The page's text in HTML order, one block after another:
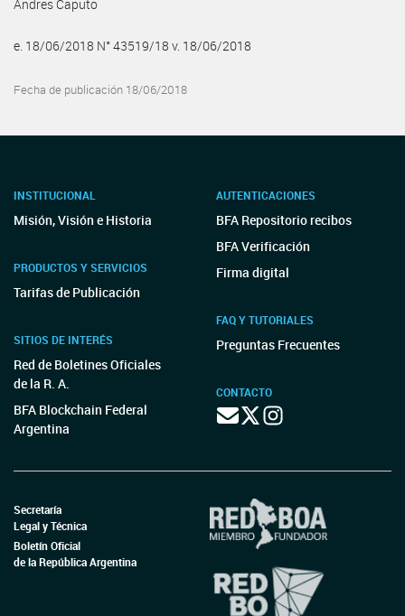
Andres Caputo
e. 18/06/2018 N° 43519/18 v. 18/06/2018
Fecha de publicación 18/06/2018
INSTITUCIONAL
Misión, Visión e Historia
PRODUCTOS Y SERVICIOS
Tarifas de Publicación
SITIOS DE INTERÉS
Red de Boletines Oficiales
de la R. A.
BFA Blockchain Federal
Argentina
AUTENTICACIONES
BFA Repositorio recibos
BFA Verificación
Firma digital
FAQ Y TUTORIALES
Preguntas Frecuentes
CONTACTO
Secretaría
Legal y Técnica
Boletín Oficial
de la República Argentina